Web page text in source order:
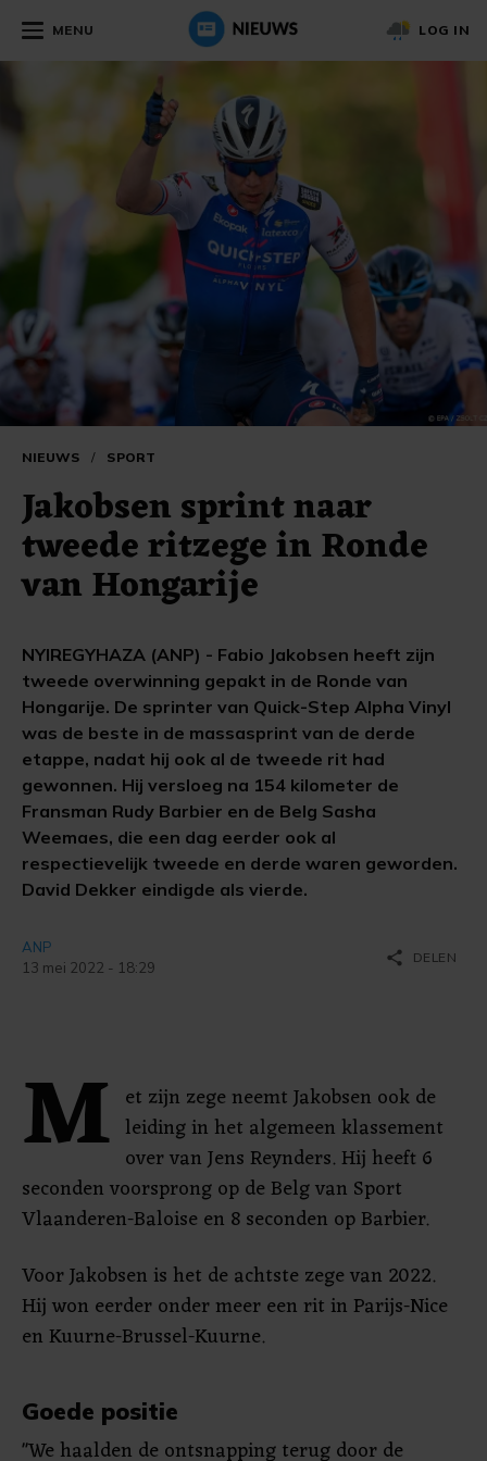
MENU LOG IN
NIEUWS / SPORT
Jakobsen sprint naar
tweede ritzege in Ronde
van Hongarije
NYIREGYHAZA (ANP) - Fabio Jakobsen heeft zijn
tweede overwinning gepakt in de Ronde van
Hongarije. De sprinter van Quick-Step Alpha Vinyl
was de beste in de massasprint van de derde
etappe, nadat hij ook al de tweede rit had
gewonnen. Hij versloeg na 154 kilometer de
Fransman Rudy Barbier en de Belg Sasha
Weemaes, die een dag eerder ook al
respectievelijk tweede en derde waren geworden.
David Dekker eindigde als vierde.
ANP
13 mei 2022 - 18:29
share DELEN
M et zijn zege neemt Jakobsen ook de
leiding in het algemeen klassement
over van Jens Reynders. Hij heeft 6
seconden voorsprong op de Belg van Sport
Vlaanderen-Baloise en 8 seconden op Barbier.
Voor Jakobsen is het de achtste zege van 2022.
Hij won eerder onder meer een rit in Parijs-Nice
en Kuurne-Brussel-Kuurne.
Goede positie
"We haalden de ontsnapping terug door de